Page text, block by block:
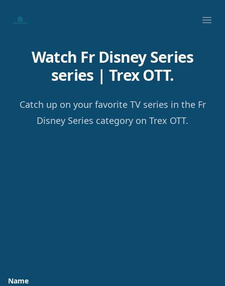
Your Company
Watch Fr Disney Series
series | Trex OTT.
Catch up on your favorite TV series in the Fr
Disney Series category on Trex OTT.
Name